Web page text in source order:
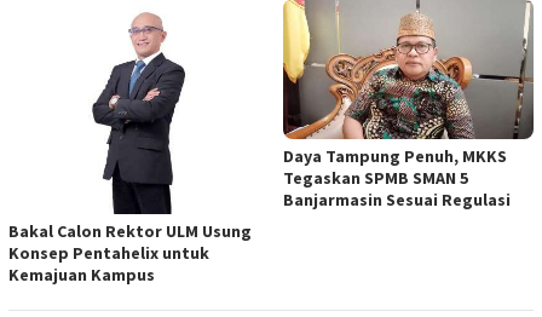
Bakal Calon Rektor ULM Usung
Konsep Pentahelix untuk
Kemajuan Kampus
Daya Tampung Penuh, MKKS
Tegaskan SPMB SMAN 5
Banjarmasin Sesuai Regulasi